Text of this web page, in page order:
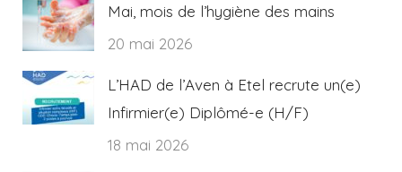
Mai, mois de l’hygiène des mains
20 mai 2026
L’HAD de l’Aven à Etel recrute un(e)
Infirmier(e) Diplômé-e (H/F)
18 mai 2026